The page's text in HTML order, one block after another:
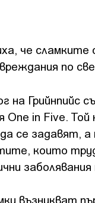
че
по
на Грийнпийс
in Five.
се задавят,
които
възникват